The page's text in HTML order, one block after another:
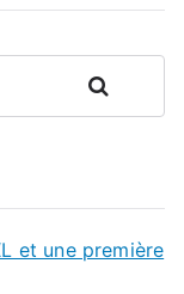
Rechercher
et une première